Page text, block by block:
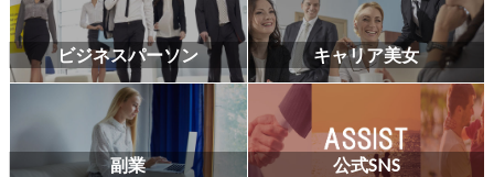
ビジネスパーソン キャリア美女
副業 公式SNS